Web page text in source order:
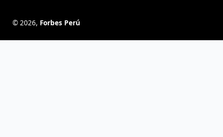
© 2026, Forbes Perú